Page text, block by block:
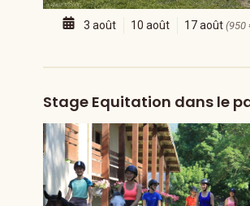
3 août 10 août 17 août(950
Stage Equitation dans le